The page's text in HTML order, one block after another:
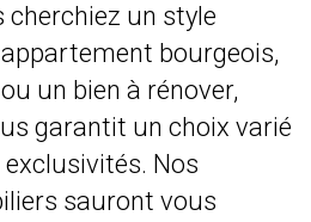
cherchiez un style
bourgeois,
un bien à rénover,
garantit un choix varié
Nos
sauront vous